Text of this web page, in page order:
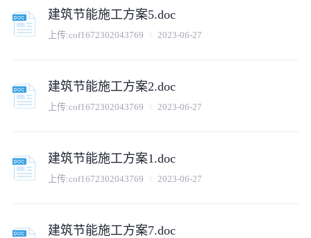
建筑节能施工方案5.doc
上传:cof1672302043769 2023-06-27
建筑节能施工方案2.doc
上传:cof1672302043769 2023-06-27
建筑节能施工方案1.doc
上传:cof1672302043769 2023-06-27
建筑节能施工方案7.doc